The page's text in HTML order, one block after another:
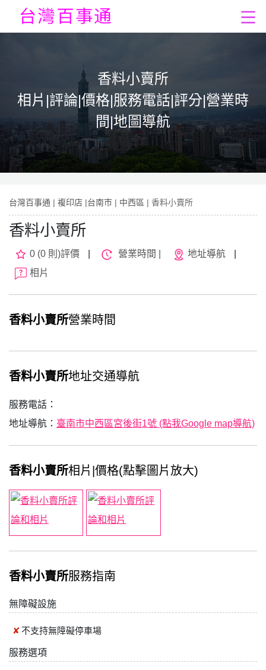
香料小賣所
相片|評論|價格|服務電話|評分|營業時
間|地圖導航
台灣百事通 | 複印店 |台南市 | 中西區 | 香料小賣所
香料小賣所
0 (0 則)評價 營業時間 | 地址導航
相片
香料小賣所營業時間
香料小賣所地址交通導航
服務電話：
地址導航： 臺南市中西區宮後街1號 (點我Google map導航)
香料小賣所相片|價格(點擊圖片放大)
香料小賣所服務指南
無障礙設施
不支持無障礙停車場
服務選項